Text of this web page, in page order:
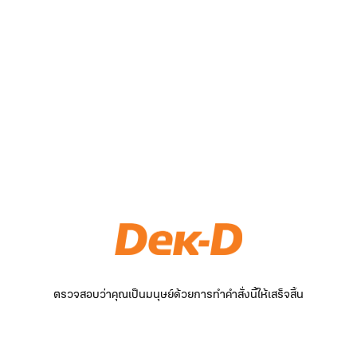
ตรวจสอบว่าคุณเป็นมนุษย์ด้วยการทำคำสั่งนี้ให้เสร็จสิ้น